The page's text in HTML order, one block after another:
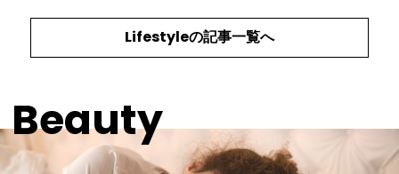
Lifestyleの記事一覧へ
Beauty